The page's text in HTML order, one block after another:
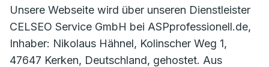
Unsere Webseite wird über unseren Dienstleister
CELSEO Service GmbH bei ASPprofessionell.de,
Inhaber: Nikolaus Hähnel, Kolinscher Weg 1,
47647 Kerken, Deutschland, gehostet. Aus